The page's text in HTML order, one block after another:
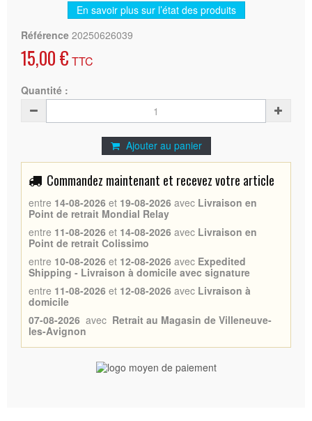
En savoir plus sur l’état des produits
Référence 20250626039
15,00 € TTC
Quantité :
Ajouter au panier
Commandez maintenant et recevez votre article
entre 14-08-2026 et 19-08-2026 avec Livraison en
Point de retrait Mondial Relay
entre 11-08-2026 et 14-08-2026 avec Livraison en
Point de retrait Colissimo
entre 10-08-2026 et 12-08-2026 avec Expedited
Shipping - Livraison à domicile avec signature
entre 11-08-2026 et 12-08-2026 avec Livraison à
domicile
07-08-2026 avec Retrait au Magasin de Villeneuve-
les-Avignon